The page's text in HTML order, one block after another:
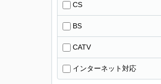
CS
BS
CATV
インターネット対応